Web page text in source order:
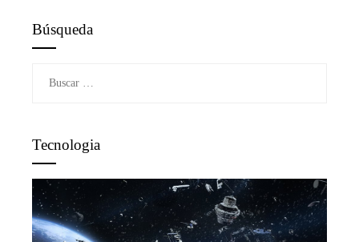
Búsqueda
Tecnologia